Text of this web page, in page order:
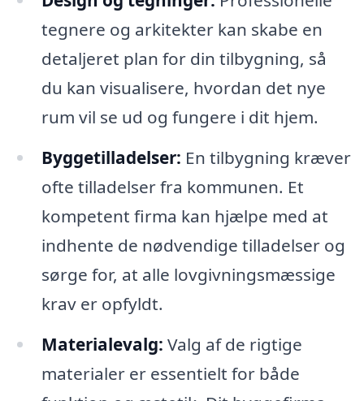
tegnere og arkitekter kan skabe en
detaljeret plan for din tilbygning, så
du kan visualisere, hvordan det nye
rum vil se ud og fungere i dit hjem.
Byggetilladelser: En tilbygning kræver
ofte tilladelser fra kommunen. Et
kompetent firma kan hjælpe med at
indhente de nødvendige tilladelser og
sørge for, at alle lovgivningsmæssige
krav er opfyldt.
Materialevalg: Valg af de rigtige
materialer er essentielt for både